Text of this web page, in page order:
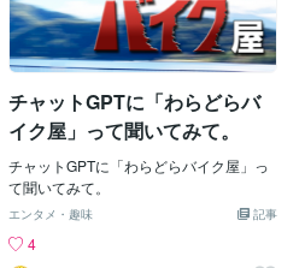
チャットGPTに「わらどらバ
イク屋」って聞いてみて。
チャットGPTに「わらどらバイク屋」っ
て聞いてみて。
記事
エンタメ・趣味
4